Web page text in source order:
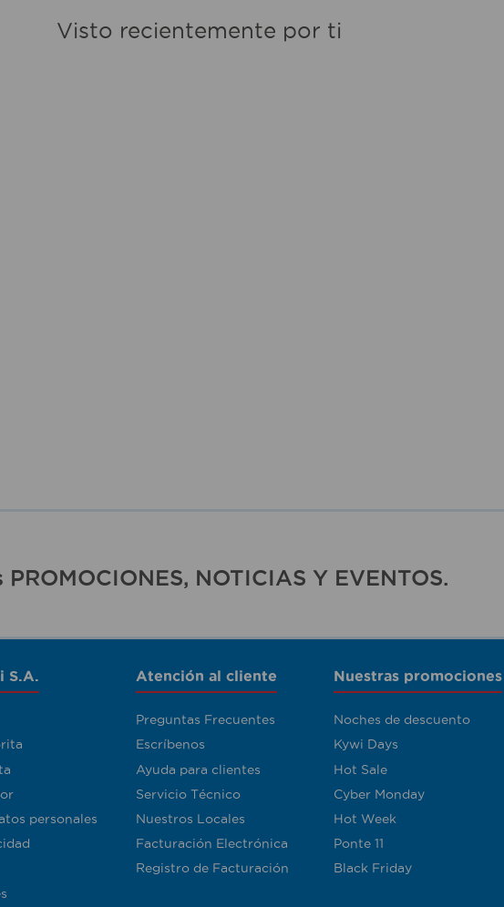
Visto recientemente por ti
NOTICIAS Y EVENTOS.
S.A.
personales
Atención al cliente
Preguntas Frecuentes
Escríbenos
Ayuda para clientes
Servicio Técnico
Nuestros Locales
Facturación Electrónica
Registro de Facturación
Nuestras promociones
Noches de descuento
Kywi Days
Hot Sale
Cyber Monday
Hot Week
Ponte 11
Black Friday